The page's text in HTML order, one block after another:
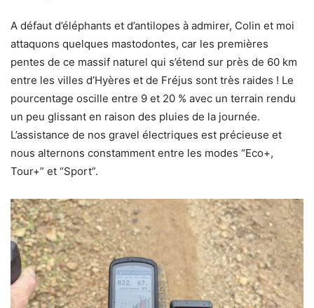
A défaut d’éléphants et d’antilopes à admirer, Colin et moi
attaquons quelques mastodontes, car les premières
pentes de ce massif naturel qui s’étend sur près de 60 km
entre les villes d’Hyères et de Fréjus sont très raides ! Le
pourcentage oscille entre 9 et 20 % avec un terrain rendu
un peu glissant en raison des pluies de la journée.
L’assistance de nos gravel électriques est précieuse et
nous alternons constamment entre les modes “Eco+,
Tour+” et “Sport”.